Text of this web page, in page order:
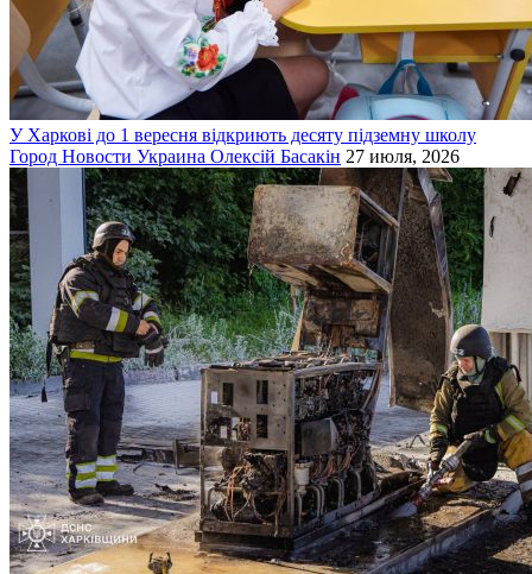
У Харкові до 1 вересня відкриють десяту підземну школу
Город Новости Украина Олексій Басакін 27 июля, 2026